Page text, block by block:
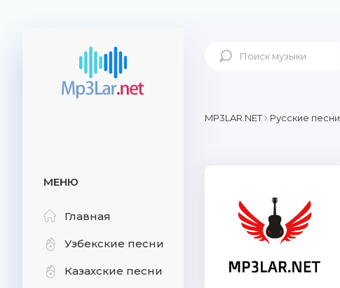
МЕНЮ
Главная
Узбекские песни
Казахские песни
MP3LAR.NET Русские песни